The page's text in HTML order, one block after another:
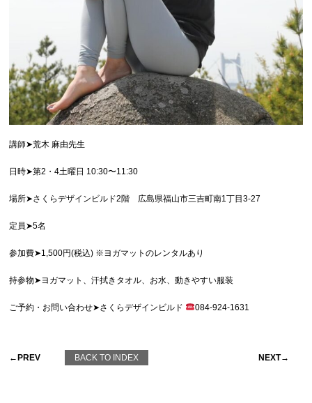
講師➤荒木 麻由先生
日時➤第2・4土曜日 10:30〜11:30
場所➤さくらデザインビルド2階 広島県福山市三吉町南1丁目3-27
定員➤5名
参加費➤1,500円(税込) ※ヨガマットのレンタルあり
持参物➤ヨガマット、汗拭きタオル、お水、動きやすい服装
ご予約・お問い合わせ➤さくらデザインビルド 084-924-1631
←PREV BACK TO INDEX NEXT→